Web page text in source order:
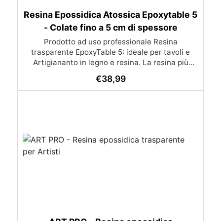
Resina Epossidica Atossica Epoxytable 5
- Colate fino a 5 cm di spessore
Prodotto ad uso professionale Resina
trasparente EpoxyTable 5: ideale per tavoli e
Artigiananto in legno e resina. La resina più
perfetta per colate di alto spessore fino a 5 cm.
Applicazioni Principali: Realizzazione di tavoli in
monete, pietre, ecc) Colate riempitive in
spessore dentro stampi e cassaforme
Caratteristiche principali: ✅ Bassissima
Bassa viscosità per eliminare le bolle d’aria e
€38,99